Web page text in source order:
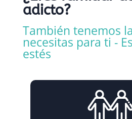
adicto?
También tenemos
necesitas para ti -
estés